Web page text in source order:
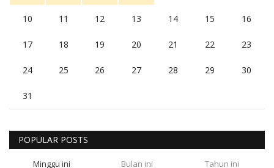
10 11 12 13 14 15 16
17 18 19 20 21 22 23
24 25 26 27 28 29 30
31
POPULAR POSTS
Minggu ini Bulan ini Tahun ini